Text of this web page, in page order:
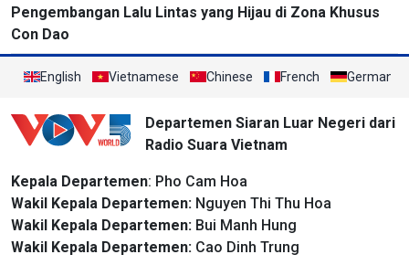
Pengembangan Lalu Lintas yang Hijau di Zona Khusus
Con Dao
English Vietnamese Chinese French German
Departemen Siaran Luar Negeri dari
Radio Suara Vietnam
Kepala Departemen: Pho Cam Hoa
Wakil Kepala Departemen: Nguyen Thi Thu Hoa
Wakil Kepala Departemen: Bui Manh Hung
Wakil Kepala Departemen: Cao Dinh Trung